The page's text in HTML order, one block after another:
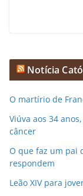
Notícia
O martírio de
Viúva aos 34
câncer
O que faz um pai
respondem
Leão XIV para